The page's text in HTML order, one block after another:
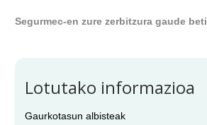
Segurmec-en zure zerbitzura gaude beti
Lotutako informazioa
Gaurkotasun albisteak